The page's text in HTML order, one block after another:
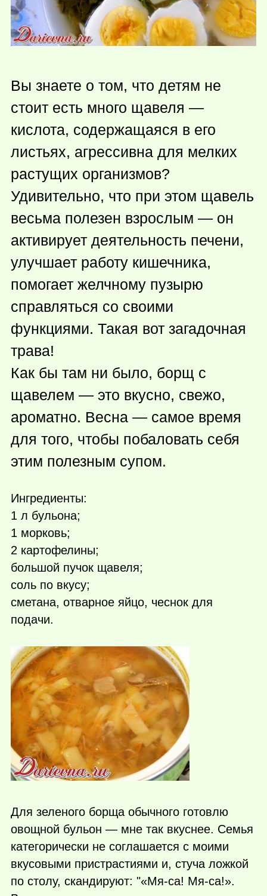
Вы знаете о том, что детям не
стоит есть много щавеля —
кислота, содержащаяся в его
листьях, агрессивна для мелких
растущих организмов?
Удивительно, что при этом щавель
весьма полезен взрослым — он
активирует деятельность печени,
улучшает работу кишечника,
помогает желчному пузырю
справляться со своими
функциями. Такая вот загадочная
трава!
Как бы там ни было, борщ с
щавелем — это вкусно, свежо,
ароматно. Весна — самое время
для того, чтобы побаловать себя
этим полезным супом.
Ингредиенты:
1 л бульона;
1 морковь;
2 картофелины;
большой пучок щавеля;
соль по вкусу;
сметана, отварное яйцо, чеснок для
подачи.
Для зеленого борща обычного готовлю
овощной бульон — мне так вкуснее. Семья
категорически не соглашается с моими
вкусовыми пристрастиями и, стуча ложкой
по столу, скандируют: "«Мя-са! Мя-са!».